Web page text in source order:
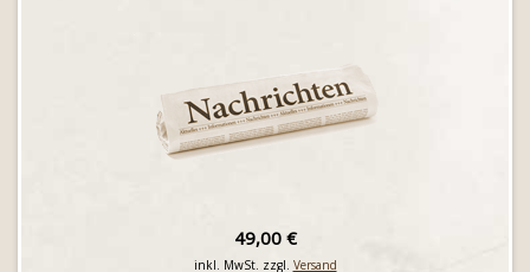
49,00 €
inkl. MwSt. zzgl. Versand